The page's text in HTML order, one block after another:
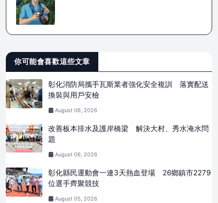
你可能會喜歡這些文章
彰化消防局攜手瓦斯業者強化安全複訓 落實配送
換裝與用戶安檢
August 06, 2026
改善板本排水及護岸橋梁 解決大村、秀水淹水問
題
August 06, 2026
彰化縣民運動會一連3天熱血登場 26鄉鎮市2279
位選手齊聚競技
August 05, 2026